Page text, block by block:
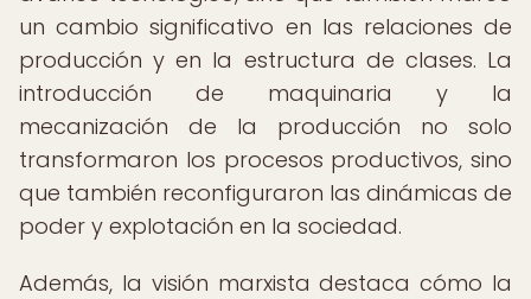
un cambio significativo en las relaciones de
producción y en la estructura de clases. La
introducción de maquinaria y la
mecanización de la producción no solo
transformaron los procesos productivos, sino
que también reconfiguraron las dinámicas de
poder y explotación en la sociedad.
Además, la visión marxista destaca cómo la